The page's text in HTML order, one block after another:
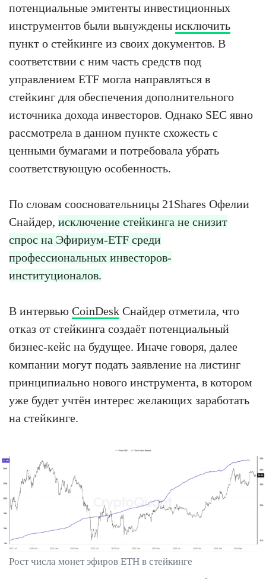
потенциальные эмитенты инвестиционных
инструментов были вынуждены исключить
пункт о стейкинге из своих документов. В
соответствии с ним часть средств под
управлением ETF могла направляться в
стейкинг для обеспечения дополнительного
источника дохода инвесторов. Однако SEC явно
рассмотрела в данном пункте схожесть с
ценными бумагами и потребовала убрать
соответствующую особенность.
По словам соосновательницы 21Shares Офелии
Снайдер, исключение стейкинга не снизит
спрос на Эфириум-ETF среди
профессиональных инвесторов-
институционалов.
В интервью CoinDesk Снайдер отметила, что
отказ от стейкинга создаёт потенциальный
бизнес-кейс на будущее. Иначе говоря, далее
компании могут подать заявление на листинг
принципиально нового инструмента, в котором
уже будет учтён интерес желающих заработать
на стейкинге.
Рост числа монет эфиров ETH в стейкинге